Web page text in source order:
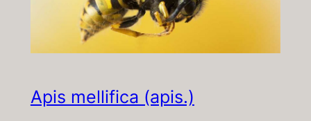
Apis mellifica (apis.)